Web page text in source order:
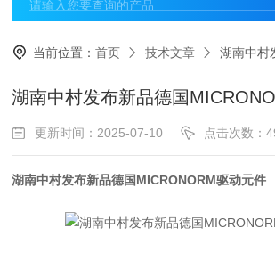
当前位置：首页 技术文章 湖南中村发布新
湖南中村发布新品德国
更新时间：2025-07-10 点击次数：
湖南中村发布新品德国MICRONORM驱动元件